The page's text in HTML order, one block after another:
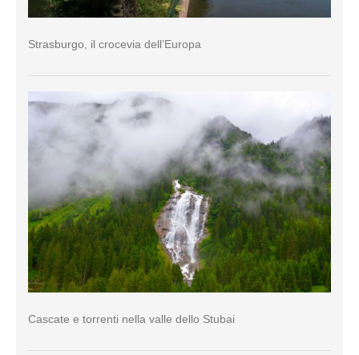
Strasburgo, il crocevia dell’Europa
Cascate e torrenti nella valle dello Stubai